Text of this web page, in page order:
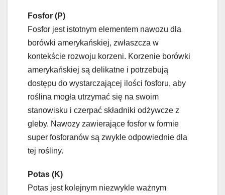
Fosfor (P)
Fosfor jest istotnym elementem nawozu dla
borówki amerykańskiej, zwłaszcza w
kontekście rozwoju korzeni. Korzenie borówki
amerykańskiej są delikatne i potrzebują
dostępu do wystarczającej ilości fosforu, aby
roślina mogła utrzymać się na swoim
stanowisku i czerpać składniki odżywcze z
gleby. Nawozy zawierające fosfor w formie
super fosforanów są zwykle odpowiednie dla
tej rośliny.
Potas (K)
Potas jest kolejnym niezwykle ważnym